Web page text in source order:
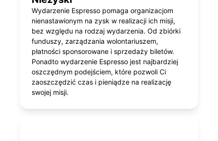
Wydarzenie Espresso pomaga organizacjom
nienastawionym na zysk w realizacji ich misji,
bez względu na rodzaj wydarzenia. Od zbiórki
funduszy, zarządzania wolontariuszem,
płatności sponsorowane i sprzedaży biletów.
Ponadto wydarzenie Espresso jest najbardziej
oszczędnym podejściem, które pozwoli Ci
zaoszczędzić czas i pieniądze na realizację
swojej misji.